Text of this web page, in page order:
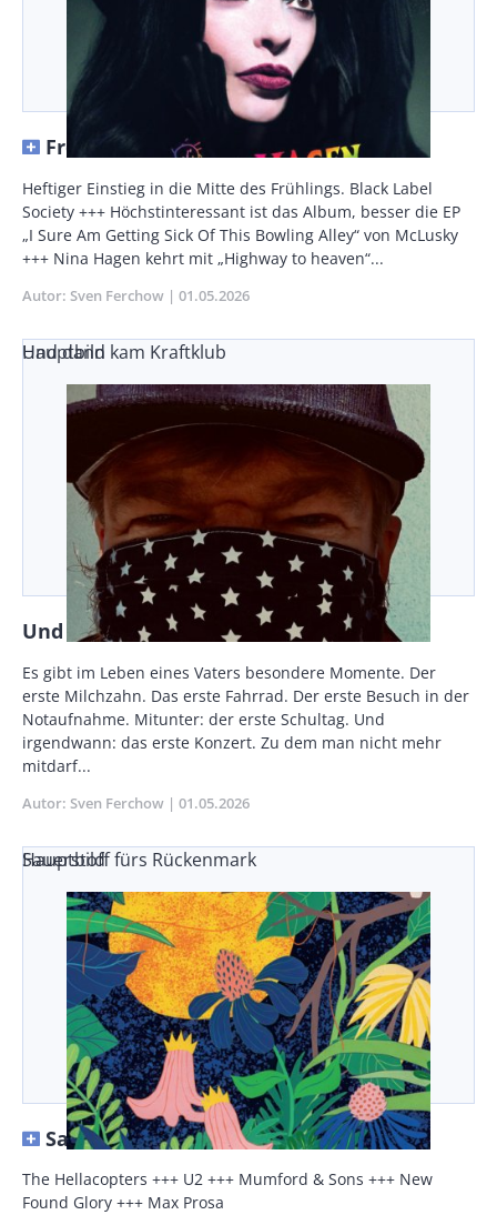
Freidenker und Schreibtischtäter
Vorspann
/
Teaser
Heftiger Einstieg in die Mitte des Frühlings. Black Label
Society +++ Höchstinteressant ist das Album, besser die EP
„I Sure Am Getting Sick Of This Bowling Alley“ von McLusky
+++ Nina Hagen kehrt mit „Highway to heaven“...
Autor Sven Ferchow Publikationsdatum
01.05.2026
Und dann kam Kraftklub
Hauptbild
Und dann kam Kraftklub
Vorspann
/
Teaser
Es gibt im Leben eines Vaters besondere Momente. Der
erste Milchzahn. Das erste Fahrrad. Der erste Besuch in der
Notaufnahme. Mitunter: der erste Schultag. Und
irgendwann: das erste Konzert. Zu dem man nicht mehr
mitdarf...
Autor Sven Ferchow Publikationsdatum
01.05.2026
Sauerstoff fürs Rückenmark
Hauptbild
Sauerstoff fürs Rückenmark
Vorspann
/
The Hellacopters +++ U2 +++ Mumford & Sons +++ New
Found Glory +++ Max Prosa